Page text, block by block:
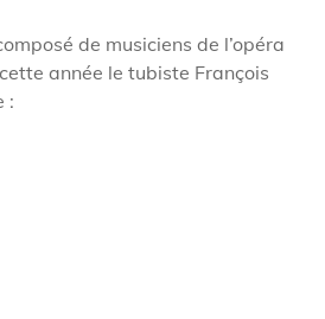
de musiciens de l’opéra
année le tubiste François
: